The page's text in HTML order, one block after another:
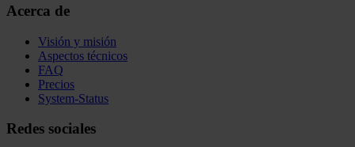
Acerca de
Visión y misión
Aspectos técnicos
FAQ
Precios
System-Status
Redes sociales